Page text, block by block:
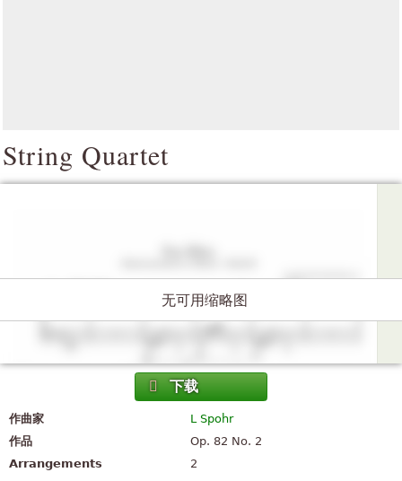
String Quartet
无可用缩略图
下载
作曲家
L Spohr
作品
Op. 82 No. 2
Arrangements
2